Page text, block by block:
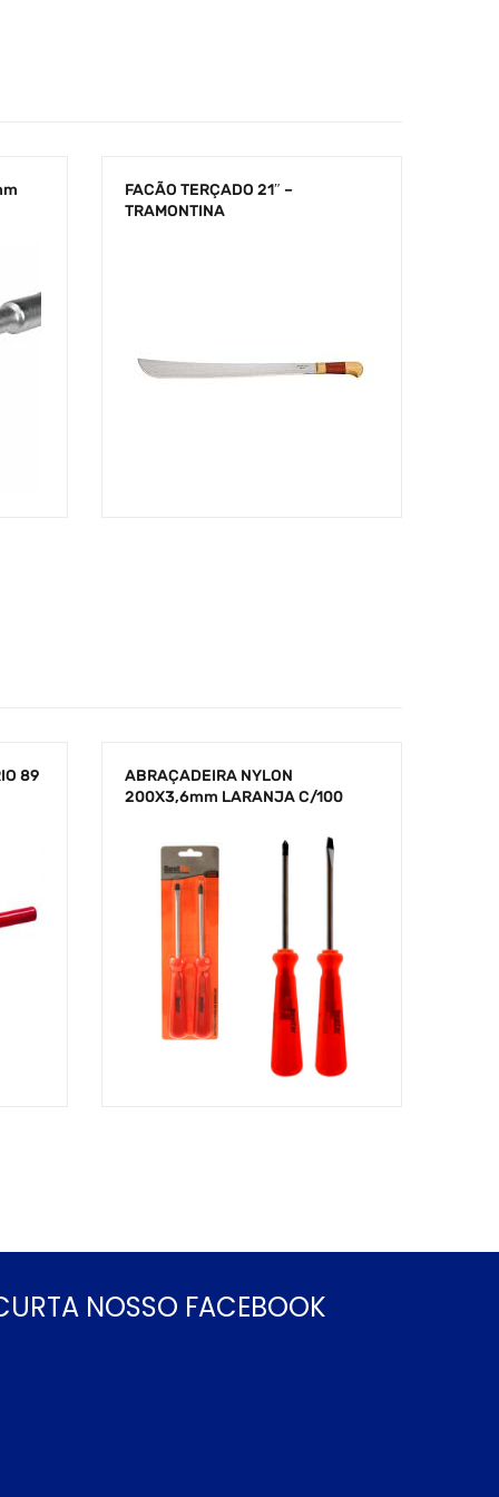
FACÃO TERÇADO 21″ –
TRAMONTINA
89
ABRAÇADEIRA NYLON
200X3,6mm LARANJA C/100
NOSSO FACEBOOK